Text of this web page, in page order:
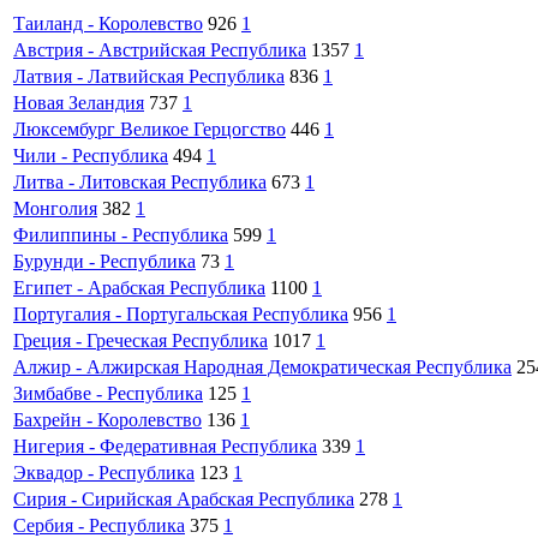
Таиланд - Королевство 926 1
Австрия - Австрийская Республика 1357 1
Латвия - Латвийская Республика 836 1
Новая Зеландия 737 1
Люксембург Великое Герцогство 446 1
Чили - Республика 494 1
Литва - Литовская Республика 673 1
Монголия 382 1
Филиппины - Республика 599 1
Бурунди - Республика 73 1
Египет - Арабская Республика 1100 1
Португалия - Португальская Республика 956 1
Греция - Греческая Республика 1017 1
Алжир - Алжирская Народная Демократическая Республика
Зимбабве - Республика 125 1
Бахрейн - Королевство 136 1
Нигерия - Федеративная Республика 339 1
Эквадор - Республика 123 1
Сирия - Сирийская Арабская Республика 278 1
Сербия - Республика 375 1